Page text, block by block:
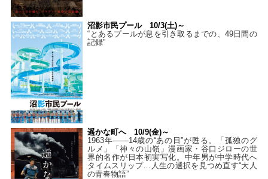
沼影市民プール 10/3(土)～
“とあるプールが息を引き取るまでの、49日間の
記録”
遥かな町へ 10/9(金)～
1963年――14歳の“あの日”が甦る。「孤独のグ
ルメ」「神々の山嶺」漫画家・谷口ジローの世
界的名作が日本初実写化。中年男が中学時代へ
タイムスリップ…人生の選択を見つめ直す“大人
の青春物語”